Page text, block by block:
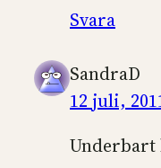
Svara
SandraD
12 juli,
Underbart